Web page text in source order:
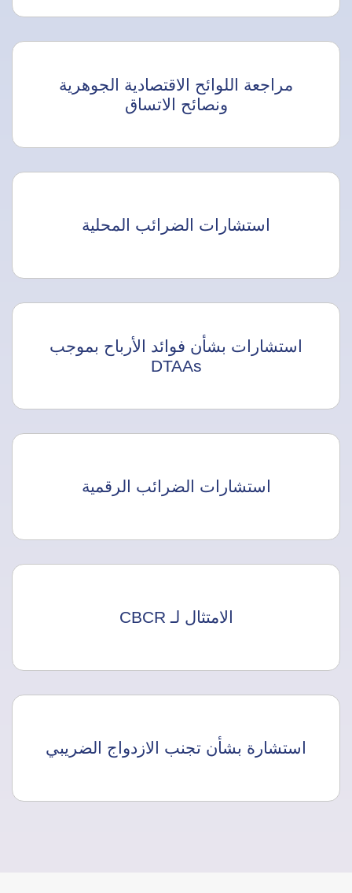
مراجعة اللوائح الاقتصادية الجوهرية
ونصائح الاتساق
استشارات الضرائب المحلية
استشارات بشأن فوائد الأرباح بموجب
DTAAs
استشارات الضرائب الرقمية
الامتثال لـ CBCR
استشارة بشأن تجنب الازدواج الضريبي